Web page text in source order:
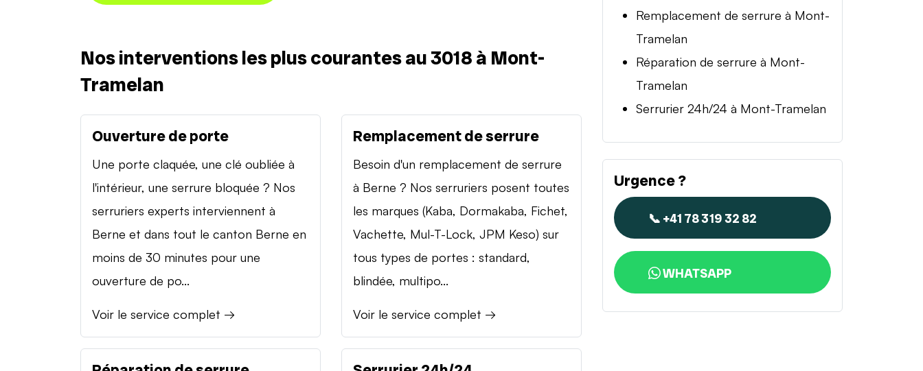
Nos interventions les plus courantes au 3018 à Mont-
Tramelan
Ouverture de porte
Une porte claquée, une clé oubliée à
l'intérieur, une serrure bloquée ? Nos
serruriers experts interviennent à
Berne et dans tout le canton Berne en
moins de 30 minutes pour une
ouverture de po...
Voir le service complet →
Remplacement de serrure
Besoin d'un remplacement de serrure
à Berne ? Nos serruriers posent toutes
les marques (Kaba, Dormakaba, Fichet,
Vachette, Mul-T-Lock, JPM Keso) sur
tous types de portes : standard,
blindée, multipo...
Voir le service complet →
Remplacement de serrure à Mont-
Tramelan
Réparation de serrure à Mont-
Tramelan
Serrurier 24h/24 à Mont-Tramelan
Urgence ?
📞 +41 78 319 32 82
WHATSAPP